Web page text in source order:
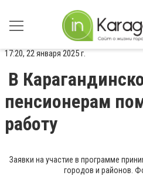
17:20, 22 января 2025 г.
В
пенсионерам
работу
Заявки на участие в программе
городов и районов.